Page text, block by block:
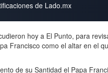
de Lado.mx
hoy a El Punto, para
Francisco como el altar en el
de su Santidad el Papa